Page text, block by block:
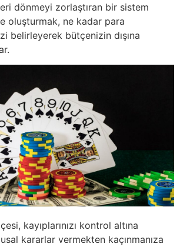
dönmeyi zorlaştıran bir sistem
oluşturmak, ne kadar para
belirleyerek bütçenizin dışına
kayıplarınızı kontrol altına
kararlar vermekten kaçınmanıza